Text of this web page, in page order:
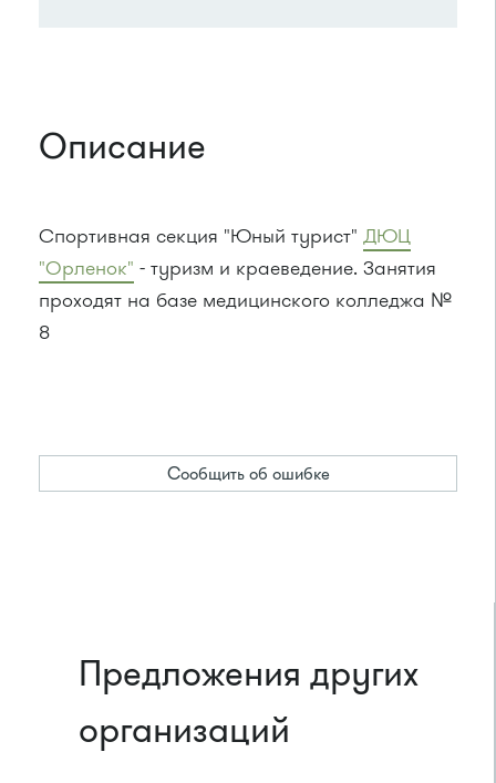
Описание
Спортивная секция "Юный турист" ДЮЦ
"Орленок" - туризм и краеведение. Занятия
проходят на базе медицинского колледжа №
8
Сообщить об ошибке
Предложения других
организаций